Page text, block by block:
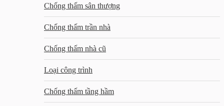
Chống thấm sân thượng
Chống thấm trần nhà
Chống thấm nhà cũ
Loại công trình
Chống thấm tầng hầm